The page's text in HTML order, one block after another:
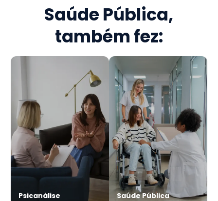
Saúde Pública,
também fez:
Psicanálise Saúde Pública